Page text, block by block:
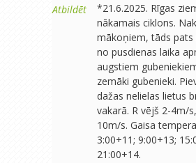
Atbildēt
*21.6.2025. Rīgas
nākamais ciklons.
mākoņiem, tāds pats
no pusdienas laika
augstiem
zemāki gubenieki.
dažas nelielas lietus
vakarā. R vējš 2-4m/
10m/s. Gaisa
3:00+11; 9:00+13;
21:00+14.